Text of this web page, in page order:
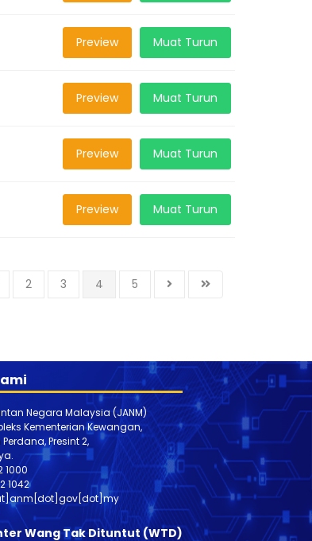
Muat Turun
Preview
Muat Turun
Preview
Muat Turun
Preview
Muat Turun
Preview
2 3 4 5
Negara Malaysia (JANM)
Kementerian Kewangan,
Perdana, Presint 2,
1000
2 1042
Wang Tak Dituntut (WTD)